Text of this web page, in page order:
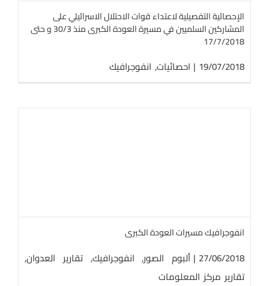
الإحصائية التفصيلية لاعتداء قوات الاحتلال الاسرائيلي على
المشاركين السلميين في مسيرة العودة الكبرى منذ 30/3 و حتى
17/7/2018
19/07/2018
| احصائيات, انفوجرافيك
انفوجرافيك مسيرات العودة الكبرى
27/06/2018
| ألبوم الصور, انفوجرافيك,تقارير العدوان,
تقارير مركز المعلومات